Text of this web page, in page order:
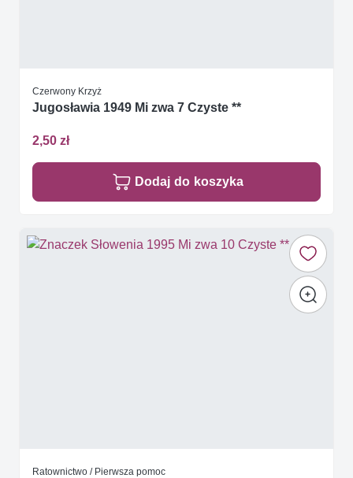
Czerwony Krzyż
Jugosławia 1949 Mi zwa 7 Czyste **
2,50 zł
Dodaj do koszyka
Ratownictwo / Pierwsza pomoc